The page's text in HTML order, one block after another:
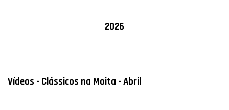
2026
Vídeos - Clássicos na Moita - Abril